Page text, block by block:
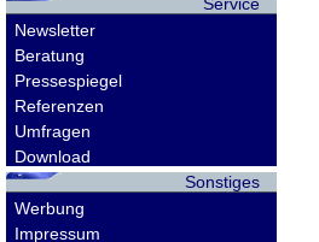
Newsletter
Beratung
Pressespiegel
Referenzen
Umfragen
Download
Sonstiges
Werbung
Impressum